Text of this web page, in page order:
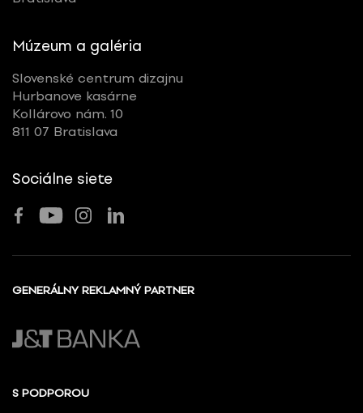
Múzeum a galéria
Slovenské centrum dizajnu
Hurbanove kasárne
Kollárovo nám. 10
811 07 Bratislava
Sociálne siete
GENERÁLNY REKLAMNÝ PARTNER
S PODPOROU